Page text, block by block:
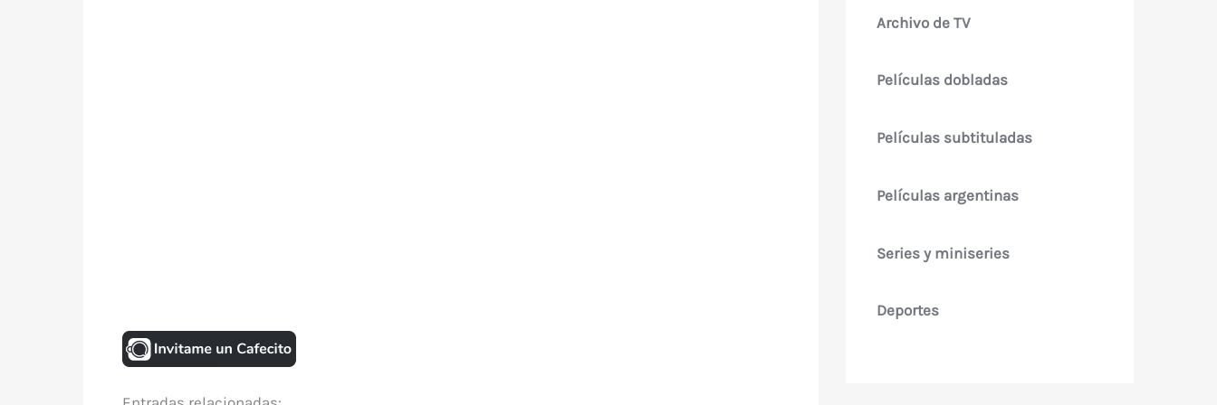
Archivo de TV
Películas dobladas
Películas subtituladas
Películas argentinas
Series y miniseries
Deportes